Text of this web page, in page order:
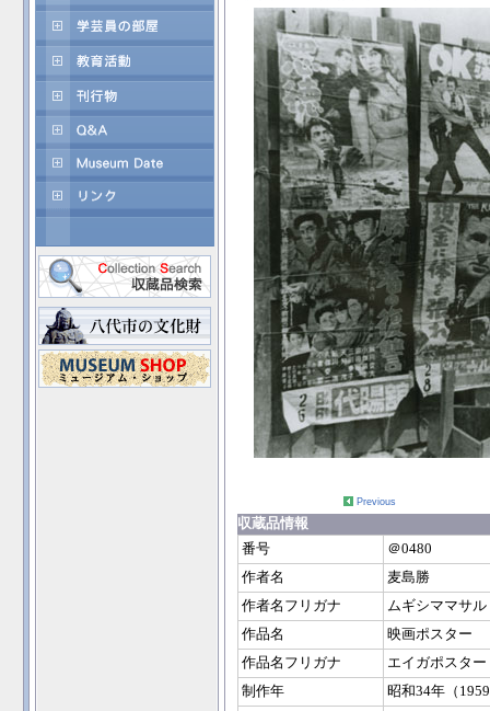
Previous
収蔵品情報
番号
＠0480
作者名
麦島勝
作者名フリガナ
ムギシママサル
作品名
映画ポスター
作品名フリガナ
エイガポスター
制作年
昭和34年（